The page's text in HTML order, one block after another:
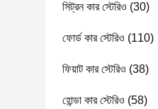
সিট্রন কার স্টেরিও (30)
ফোর্ড কার স্টেরিও (110)
ফিয়াট কার স্টেরিও (38)
হোন্ডা কার স্টেরিও (58)